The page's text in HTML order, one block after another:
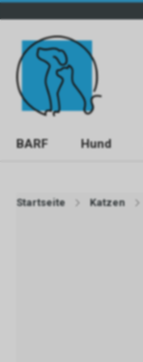
BARF Hund
Startseite Katzen